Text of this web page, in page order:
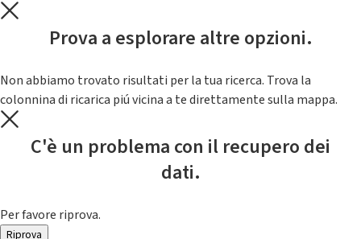
Prova a esplorare altre opzioni.
Non abbiamo trovato risultati per la tua ricerca. Trova la
colonnina di ricarica piú vicina a te direttamente sulla mappa.
C'è un problema con il recupero dei
dati.
Per favore riprova.
Riprova